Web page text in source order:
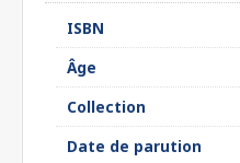
ISBN
Âge
Collection
Date de parution